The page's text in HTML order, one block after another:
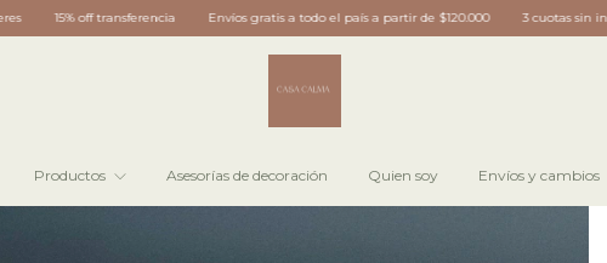
Envíos gratis a todo el país a partir de $120.000 3 cuotas sin interes 15% off transferencia
Productos Asesorías de decoración Quien soy Envíos y cambios